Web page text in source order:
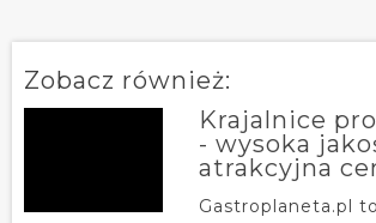
Zobacz również:
Krajalnice
- wysoka
atrakcyjna
Gastroplaneta.pl